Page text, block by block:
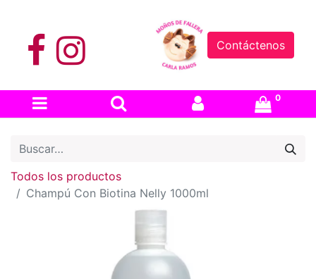
Contáctenos
0
Todos los productos
Champú Con Biotina Nelly 1000ml